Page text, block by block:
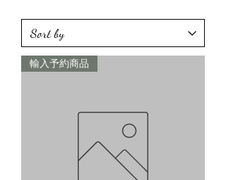
輸入予約商品